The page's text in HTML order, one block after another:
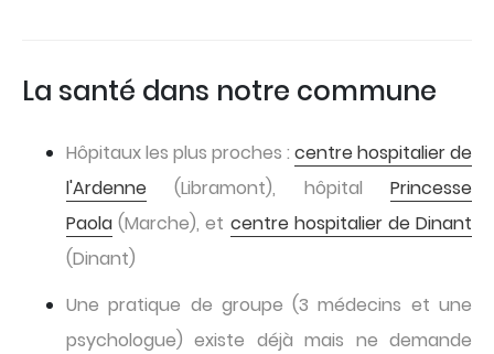
La santé dans notre commune
Hôpitaux les plus proches : centre hospitalier de
l'Ardenne (Libramont), hôpital Princesse
Paola (Marche), et centre hospitalier de Dinant
(Dinant)
Une pratique de groupe (3 médecins et une
psychologue) existe déjà mais ne demande